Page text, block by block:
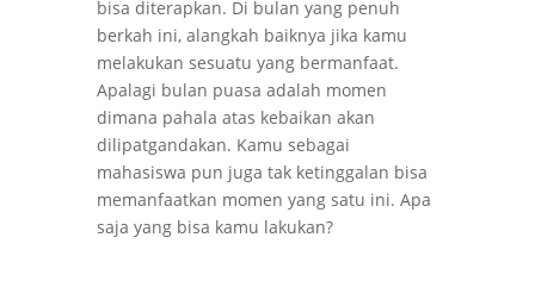
bisa diterapkan. Di bulan yang penuh
berkah ini, alangkah baiknya jika kamu
melakukan sesuatu yang bermanfaat.
Apalagi bulan puasa adalah momen
dimana pahala atas kebaikan akan
dilipatgandakan. Kamu sebagai
mahasiswa pun juga tak ketinggalan bisa
memanfaatkan momen yang satu ini. Apa
saja yang bisa kamu lakukan?